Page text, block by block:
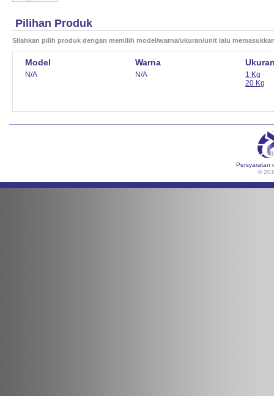
Pilihan Produk
Silahkan pilih produk dengan memilih model/warna/ukuran/unit lalu
Model
N/A
Warna
N/A
1 Kg
20 Kg
Persyaratan
©